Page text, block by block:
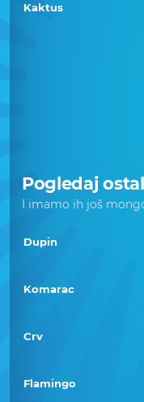
Kaktus
Pogledaj
I imamo ih još
Dupin
Komarac
Crv
Flamingo